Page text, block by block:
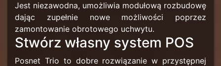
Jest niezawodna, umożliwia modułową rozbudowę
dając zupełnie nowe możliwości poprzez
zamontowanie obrotowego uchwytu.
Stwórz własny system POS
Posnet Trio to dobre rozwiązanie w przystępnej